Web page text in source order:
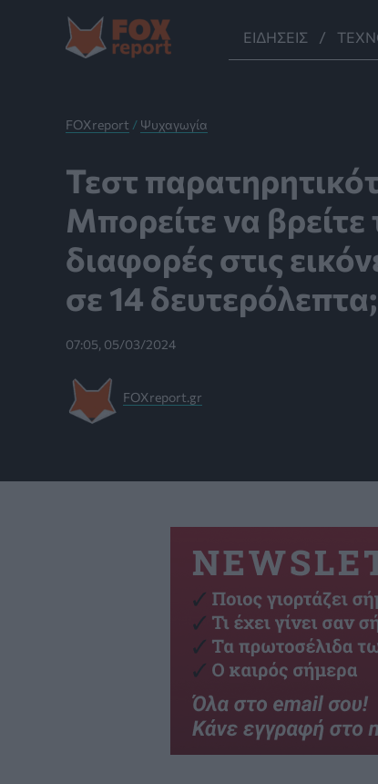
Μετάβαση
περιεχόμενο
ΕΙΔΉΣΕΙΣ
FOXreport / Ψυχαγωγία
Τεστ
Μπορείτε να βρείτε
διαφορές στις
σε 14 δευτερόλεπτα;
07:05, 05/03/2024
FOXreport.gr